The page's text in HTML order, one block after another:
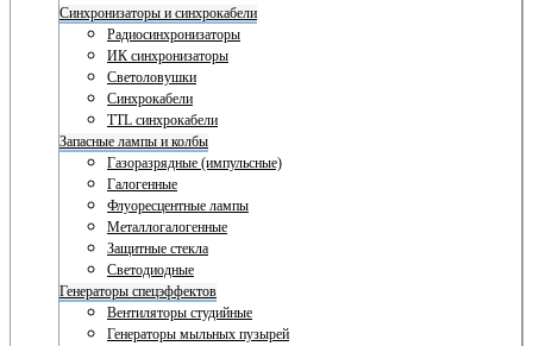
Синхронизаторы и синхрокабели
Радиосинхронизаторы
ИК синхронизаторы
Светоловушки
Синхрокабели
TTL синхрокабели
Запасные лампы и колбы
Газоразрядные (импульсные)
Галогенные
Флуоресцентные лампы
Металлогалогенные
Защитные стекла
Светодиодные
Генераторы спецэффектов
Вентиляторы студийные
Генераторы мыльных пузырей